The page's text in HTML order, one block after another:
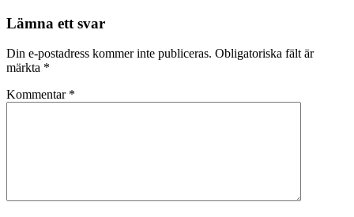
Lämna ett svar
Din e-postadress kommer inte publiceras. Obligatoriska fält är
märkta *
Kommentar *